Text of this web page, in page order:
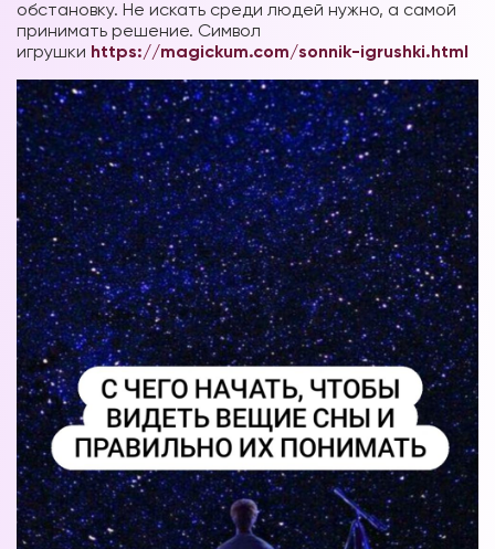
обстановку. Не искать среди людей нужно, а самой
принимать решение. Символ
игрушки https://magickum.com/sonnik-igrushki.html